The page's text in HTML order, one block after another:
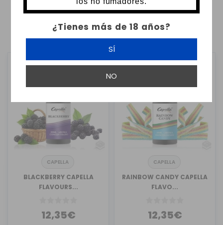
¿Tienes más de 18 años?
SÍ
NO
MOSTRANDO 1-24 DE 563 ARTÍCULO(S)
1 2 3 … 24
CAPELLA
BLACKBERRY CAPELLA
FLAVOURS...
12,35€
CAPELLA
RAINBOW CANDY CAPELLA
FLAVO...
12,35€